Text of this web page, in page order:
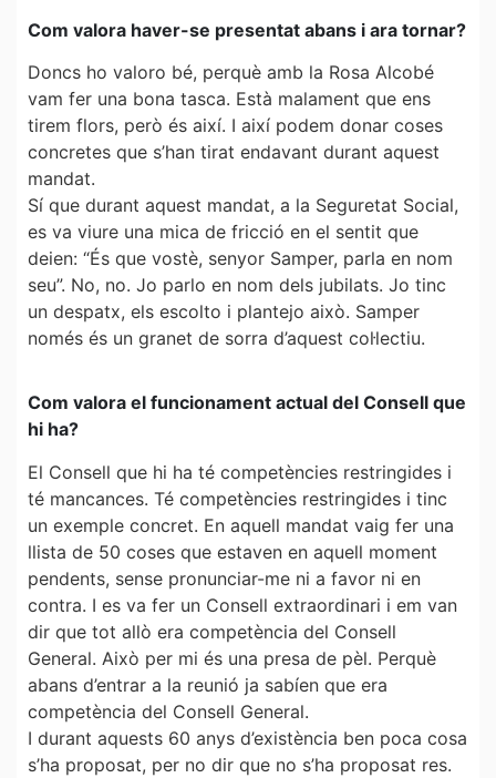
Com valora haver-se presentat abans i ara tornar?
Doncs ho valoro bé, perquè amb la Rosa Alcobé
vam fer una bona tasca. Està malament que ens
tirem flors, però és així. I així podem donar coses
concretes que s’han tirat endavant durant aquest
mandat.
Sí que durant aquest mandat, a la Seguretat Social,
es va viure una mica de fricció en el sentit que
deien: “És que vostè, senyor Samper, parla en nom
seu”. No, no. Jo parlo en nom dels jubilats. Jo tinc
un despatx, els escolto i plantejo això. Samper
només és un granet de sorra d’aquest col·lectiu.
Com valora el funcionament actual del Consell que
hi ha?
El Consell que hi ha té competències restringides i
té mancances. Té competències restringides i tinc
un exemple concret. En aquell mandat vaig fer una
llista de 50 coses que estaven en aquell moment
pendents, sense pronunciar-me ni a favor ni en
contra. I es va fer un Consell extraordinari i em van
dir que tot allò era competència del Consell
General. Això per mi és una presa de pèl. Perquè
abans d’entrar a la reunió ja sabíen que era
competència del Consell General.
I durant aquests 60 anys d’existència ben poca cosa
s’ha proposat, per no dir que no s’ha proposat res.